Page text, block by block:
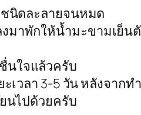
นิดละลายจนหมด
มาพักให้น้ำมะขามเย็น
นใจแล้วครับ
เวลา 3-5 วัน หลังจาก
นไปด้วยครับ